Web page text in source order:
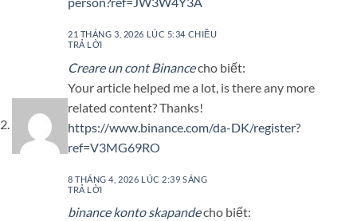
21 THÁNG 3, 2026 LÚC 5:34 CHIỀU
TRẢ LỜI
Creare un cont Binancecho biết:
Your article helped me a lot, is there any more
related content? Thanks!
https://www.binance.com/da-DK/register?
ref=V3MG69RO
8 THÁNG 4, 2026 LÚC 2:39 SÁNG
TRẢ LỜI
binance konto skapandecho biết: